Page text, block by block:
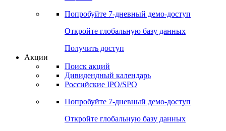
Cbonds Pages
Опросы
Попробуйте7-дневный
Откройте глобальную базу данных
Получить доступ
Поиск акций
Российские IPO/SPO